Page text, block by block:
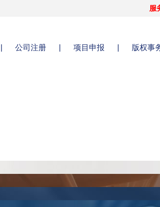
服
公司注册 项目申报 版权事